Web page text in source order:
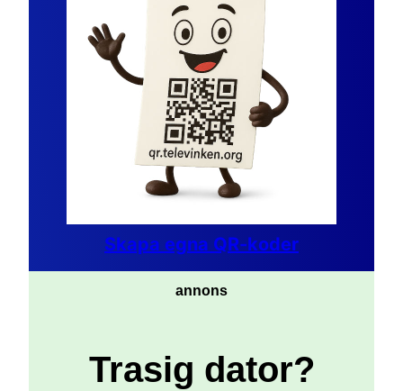
Skapa egna QR-koder
annons
Trasig dator?